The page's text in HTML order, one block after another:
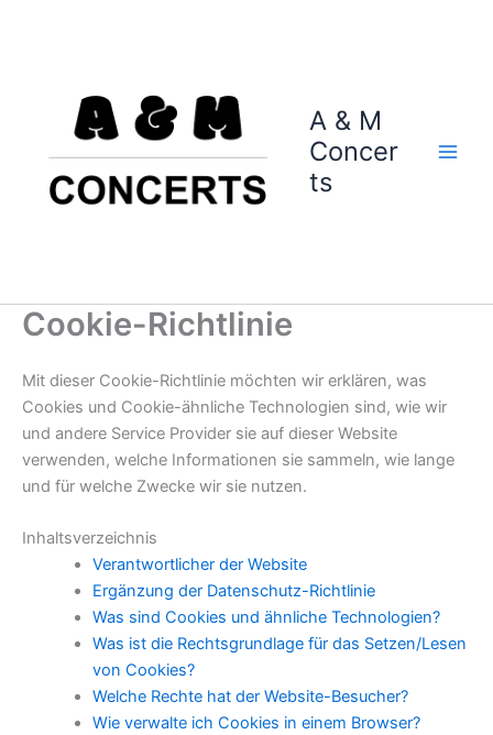
A & M
Concer
ts
Cookie-Richtlinie
Mit dieser Cookie-Richtlinie möchten wir erklären, was
Cookies und Cookie-ähnliche Technologien sind, wie wir
und andere Service Provider sie auf dieser Website
verwenden, welche Informationen sie sammeln, wie lange
und für welche Zwecke wir sie nutzen.
Inhaltsverzeichnis
Verantwortlicher der Website
Ergänzung der Datenschutz-Richtlinie
Was sind Cookies und ähnliche Technologien?
Was ist die Rechtsgrundlage für das Setzen/Lesen
von Cookies?
Welche Rechte hat der Website-Besucher?
Wie verwalte ich Cookies in einem Browser?